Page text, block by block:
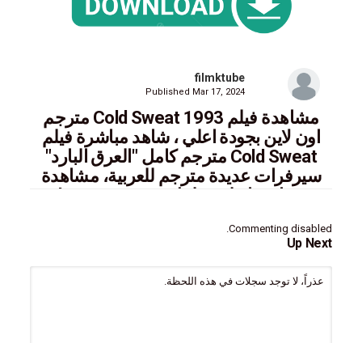
filmktube
Published Mar 17, 2024
مشاهدة فيلم Cold Sweat 1993 مترجم
اون لاين بجودة اعلي ، شاهد مباشرة فيلم
Cold Sweat مترجم كامل "العرق البارد"
سيرفرات عديدة مترجم للعربية، مشاهدة
حصريا معنا علي فيلمك تيوب Sale temps
Commenting disabled.
Up Next
عذراً، لا توجد سجلات في هذه اللحظة.